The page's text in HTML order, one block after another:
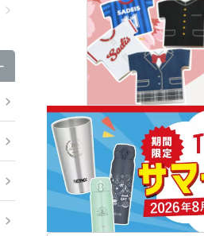
エコバッグ・折りたたみバ
ッグ